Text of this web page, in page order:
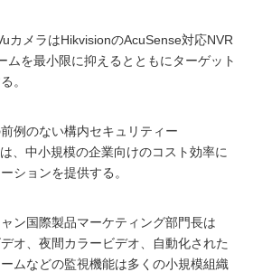
カメラはHikvisionのAcuSense対応NVR
ムを最小限に抑えるとともにターゲット
。
例のない構内セキュリティー
、中小規模の企業向けのコスト効率に
ションを提供する。
ン国際製品マーケティング部門長は
オ、夜間カラービデオ、自動化された
ムなどの監視機能は多くの小規模組織